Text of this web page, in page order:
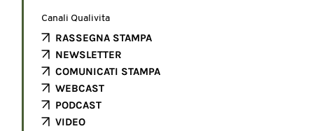
Canali Qualivita
RASSEGNA STAMPA
NEWSLETTER
COMUNICATI STAMPA
WEBCAST
PODCAST
VIDEO